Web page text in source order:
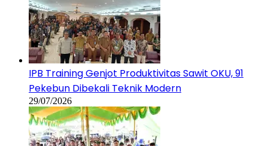
IPB Training Genjot Produktivitas Sawit OKU, 91
Pekebun Dibekali Teknik Modern
29/07/2026